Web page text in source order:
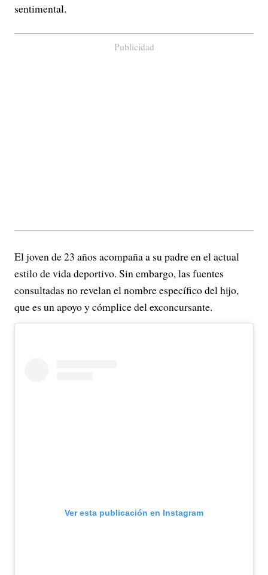
sentimental.
Publicidad
El joven de 23 años acompaña a su padre en el actual
estilo de vida deportivo. Sin embargo, las fuentes
consultadas no revelan el nombre específico del hijo,
que es un apoyo y cómplice del exconcursante.
Ver esta publicación en Instagram